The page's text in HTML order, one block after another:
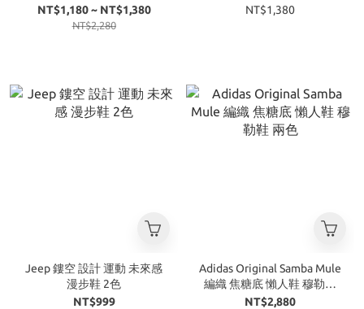
防漏 吸管杯 14OZ 410ML
NT$1,180 ~ NT$1,380
NT$2,280
製 刺繡 外殼 三色
NT$1,380
Jeep 鏤空 設計 運動 未來感
漫步鞋 2色
NT$999
Adidas Original Samba Mule
編織 焦糖底 懶人鞋 穆勒鞋
兩色
NT$2,880